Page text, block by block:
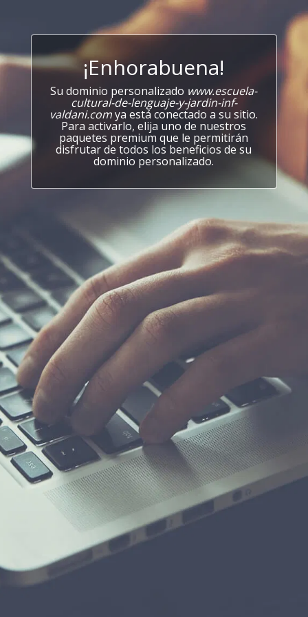
¡Enhorabuena!
Su dominio personalizado www.escuela-
cultural-de-lenguaje-y-jardin-inf-
valdani.comya está conectado a su sitio.
Para activarlo, elija uno de nuestros
paquetes premium que le permitirán
disfrutar de todos los beneficios de su
dominio personalizado.